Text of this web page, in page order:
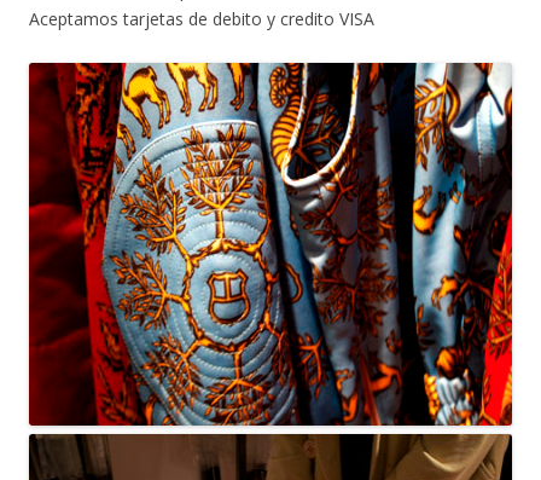
Aceptamos tarjetas de debito y credito VISA